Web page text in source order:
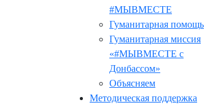
#МЫВМЕСТЕ
Гуманитарная помощь
Гуманитарная миссия
«#МЫВМЕСТЕ с
Донбассом»
Объясняем
Методическая поддержка